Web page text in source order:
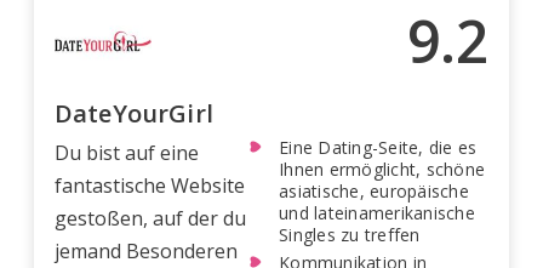
9.2
DateYourGirl
Du bist auf eine
fantastische Website
gestoßen, auf der du
jemand Besonderen
Eine Dating-Seite, die es
Ihnen ermöglicht, schöne
asiatische, europäische
und lateinamerikanische
Singles zu treffen
Kommunikation in